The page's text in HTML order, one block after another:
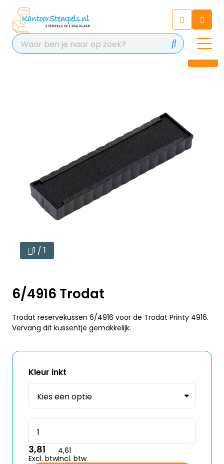
Chat 24/7 met onze chatbot
voor hulp
Contact
1 / 1
6/4916 Trodat
Trodat reservekussen 6/4916 voor de Trodat Printy 4916.
Vervang dit kussentje gemakkelijk.
Kleur inkt
3,81
Excl. btw
4,61
Incl. btw